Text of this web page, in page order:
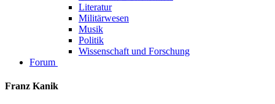
Literatur
Militärwesen
Musik
Politik
Wissenschaft und Forschung
Forum
Franz Kanik